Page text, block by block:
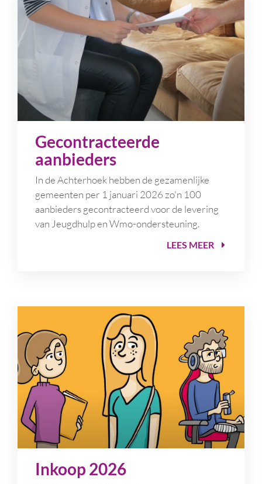
Gecontracteerde
aanbieders
In de Achterhoek hebben de gezamenlijke
gemeenten per 1 januari 2026 zo'n 100
aanbieders gecontracteerd voor de levering
van Jeugdhulp en Wmo-ondersteuning.
LEES MEER
Inkoop 2026